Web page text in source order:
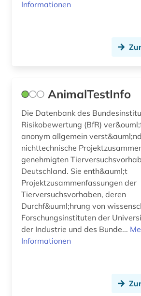
genom (8)
genomprojekt (1)
genotyp (1)
gentechnologie (1)
geologie (1)
geowissenschaften (2)
geriatrie (1)
Informationen
AnimalTestInfo
Die Datenbank des
Risikobewertung (BfR)
anonym allgemein
nichttechnische
genehmigten
Deutschland. Sie enth&auml;t
Projektzusammenfassungen der
Tierversuchsvorhaben, deren
Durchf&uuml;hrung von
Forschungsinstituten der
der Industrie und des Bunde...
Informationen